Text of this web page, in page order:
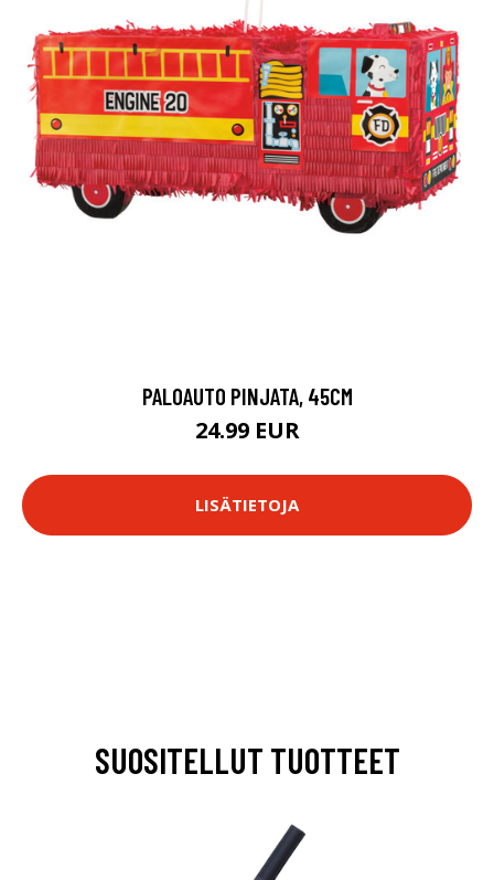
PALOAUTO PINJATA, 45CM
24.99 EUR
LISÄTIETOJA
SUOSITELLUT TUOTTEET